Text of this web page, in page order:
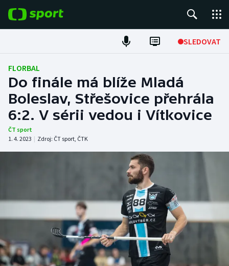
SLEDOVAT
Fotbal
Hokej
Tenis
Atletika
Baseball a softbal
Basketbal
Historické návraty
FLORBAL
Do finále má blíže Mladá
Boleslav, Střešovice přehrála
6:2. V sérii vedou i Vítkovice
ČT sport
1. 4. 2023 | Zdroj: ČT sport, ČTK